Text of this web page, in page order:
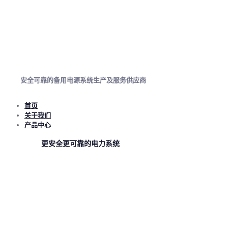
安全可靠的备用电源系统生产及服务供应商
首页
关于我们
产品中心
更安全更可靠的电力系统